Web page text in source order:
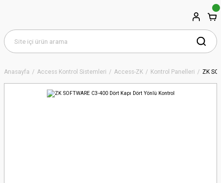
Anasayfa Access Kontrol Sistemleri Access-ZK Kontrol Panelleri ZK